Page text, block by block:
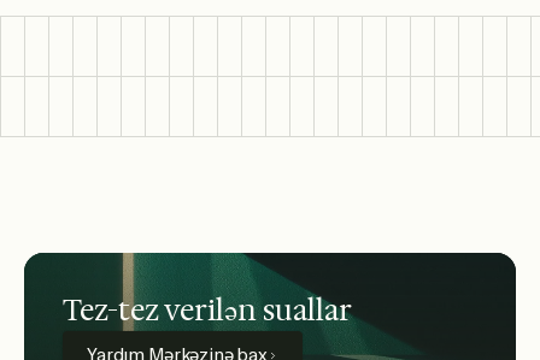
Tez-tez verilən suallar
Yardım Mərkəzinə bax